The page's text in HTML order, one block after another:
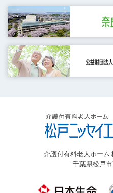
介護付有料老人ホーム
千葉県松戸